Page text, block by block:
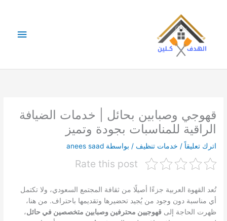
قهوجي وصبابين بحائل | خدمات الضيافة
الراقية للمناسبات بجودة وتميز
اترك تعليقاً / خدمات تنظيف / بواسطة anees saad
Rate this post
تُعد القهوة العربية جزءًا أصيلًا من ثقافة المجتمع السعودي، ولا تكتمل
أي مناسبة دون وجود من يُجيد تحضيرها وتقديمها باحتراف. من هنا،
ظهرت الحاجة إلىقهوجيين محترفين وصبابين متخصصين في حائل،